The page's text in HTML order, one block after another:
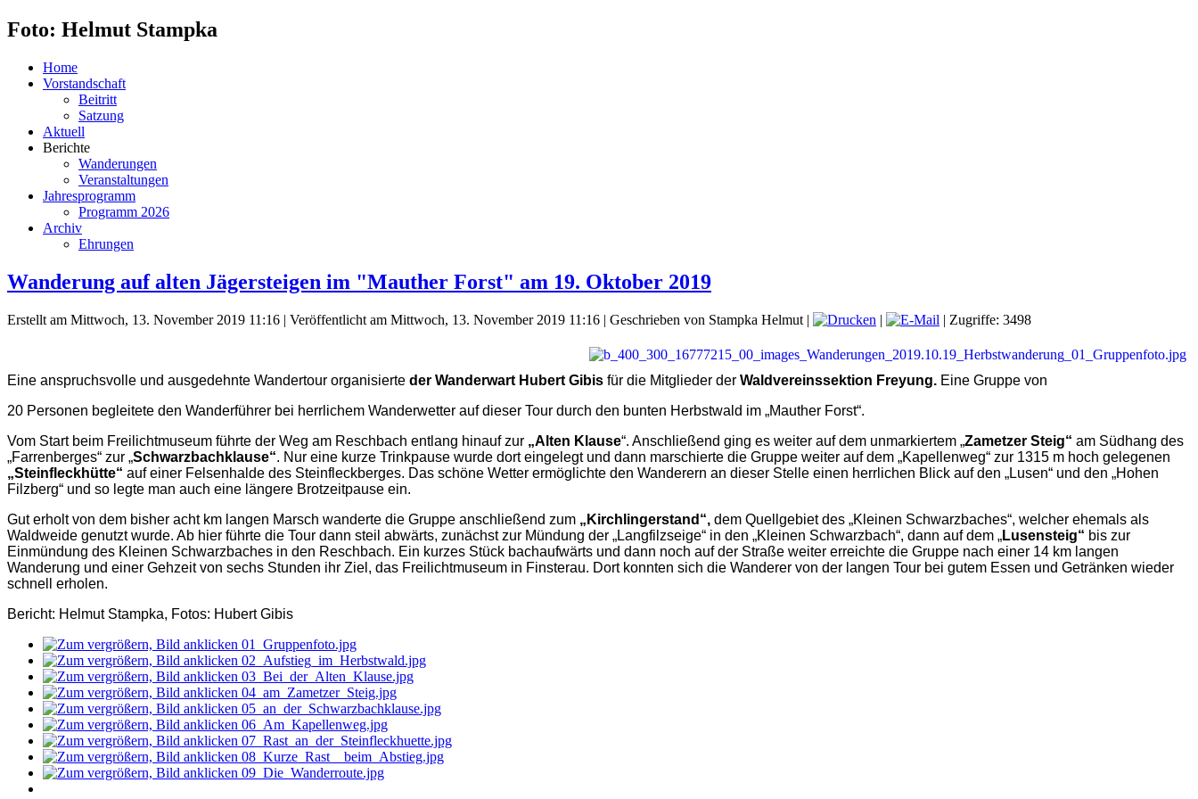
Foto: Helmut Stampka
Home
Vorstandschaft
Beitritt
Satzung
Aktuell
Berichte
Wanderungen
Veranstaltungen
Jahresprogramm
Programm 2026
Archiv
Ehrungen
Wanderung auf alten Jägersteigen im "Mauther Forst" am 19. Oktober 2019
Erstellt am Mittwoch, 13. November 2019 11:16 | Veröffentlicht am Mittwoch, 13. November 2019 11:16 | Geschrieben von Stampka Helmut | | | Zugriffe: 3498
Eine anspruchsvolle und ausgedehnte Wandertour organisierte der Wanderwart Hubert Gibis für die Mitglieder der Waldvereinssektion Freyung. Eine Gruppe von
20 Personen begleitete den Wanderführer bei herrlichem Wanderwetter auf dieser Tour durch den bunten Herbstwald im „Mauther Forst“.
Vom Start beim Freilichtmuseum führte der Weg am Reschbach entlang hinauf zur „Alten Klause“. Anschließend ging es weiter auf dem unmarkiertem „Zametzer Steig“ am Südhang des
„Farrenberges“ zur „Schwarzbachklause“. Nur eine kurze Trinkpause wurde dort eingelegt und dann marschierte die Gruppe weiter auf dem „Kapellenweg“ zur 1315 m hoch gelegenen
„Steinfleckhütte“ auf einer Felsenhalde des Steinfleckberges. Das schöne Wetter ermöglichte den Wanderern an dieser Stelle einen herrlichen Blick auf den „Lusen“ und den „Hohen
Filzberg“ und so legte man auch eine längere Brotzeitpause ein.
Gut erholt von dem bisher acht km langen Marsch wanderte die Gruppe anschließend zum „Kirchlingerstand“, dem Quellgebiet des „Kleinen Schwarzbaches“, welcher ehemals als
Waldweide genutzt wurde. Ab hier führte die Tour dann steil abwärts, zunächst zur Mündung der „Langfilzseige“ in den „Kleinen Schwarzbach“, dann auf dem „Lusensteig“ bis zur
Einmündung des Kleinen Schwarzbaches in den Reschbach. Ein kurzes Stück bachaufwärts und dann noch auf der Straße weiter erreichte die Gruppe nach einer 14 km langen
Wanderung und einer Gehzeit von sechs Stunden ihr Ziel, das Freilichtmuseum in Finsterau. Dort konnten sich die Wanderer von der langen Tour bei gutem Essen und Getränken wieder
schnell erholen.
Bericht: Helmut Stampka, Fotos: Hubert Gibis